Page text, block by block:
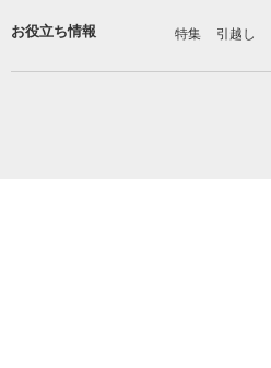
お役立ち情報 特集 引越し